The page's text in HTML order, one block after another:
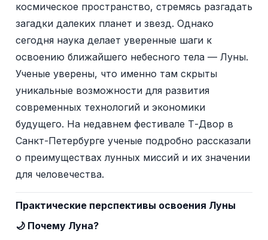
космическое пространство, стремясь разгадать
загадки далеких планет и звезд. Однако
сегодня наука делает уверенные шаги к
освоению ближайшего небесного тела — Луны.
Ученые уверены, что именно там скрыты
уникальные возможности для развития
современных технологий и экономики
будущего. На недавнем фестивале Т-Двор в
Санкт-Петербурге ученые подробно рассказали
о преимуществах лунных миссий и их значении
для человечества.
Практические перспективы освоения Луны
🌙 Почему Луна?